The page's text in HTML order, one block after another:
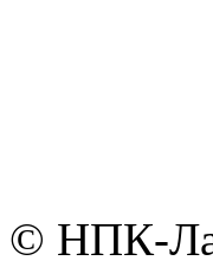
© НПК-